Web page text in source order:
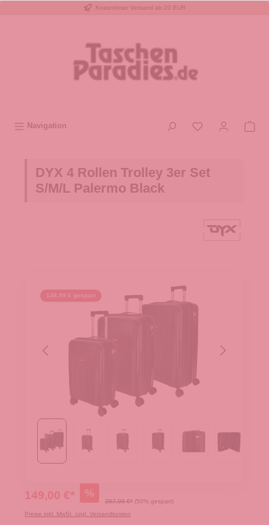
Kostenloser Versand ab 20 EUR
Navigation
DYX 4 Rollen Trolley 3er Set
S/M/L Palermo Black
148,99 € gespart
149,00 €* %
297,99 €* (50% gespart)
Preise inkl. MwSt. zzgl. Versandkosten